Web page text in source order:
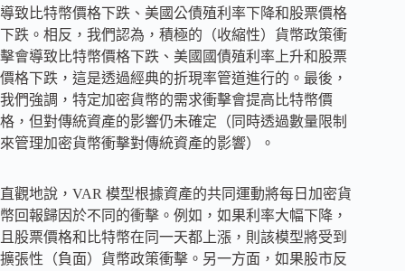
導致比特幣價格下跌、美國公債殖利率下降和股票價格
下跌。相反，我們認為，積極的（收縮性）貨幣政策衝
擊會導致比特幣價格下跌、美國國債殖利率上升和股票
價格下跌，這是透過經典的折現率管道進行的。最後，
我們強調，特定加密貨幣的需求衝擊會提高比特幣價
格，但對傳統資產的影響仍未確定（同時透過數量限制
來管理加密貨幣衝擊對傳統資產的影響）。
直觀地說，VAR 模型根據資產的共同運動將每日加密貨
幣回報歸因於不同的衝擊。例如，如果利率大幅下降，
且股票價格和比特幣在同一天都上漲，則該模型將受到
擴張性（負面）貨幣政策衝擊。另一方面，如果股市反